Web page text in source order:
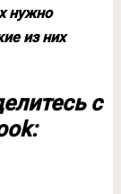
нужно
из них
с